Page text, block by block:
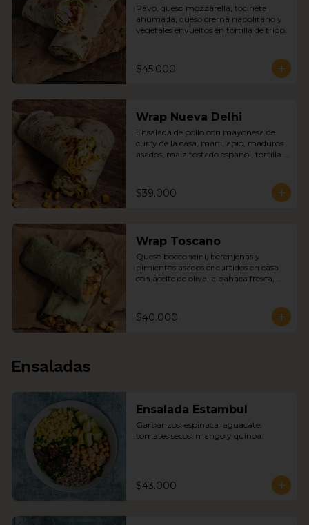
Pavo, queso mozzarella, tocineta
ahumada, queso crema napolitano y
vegetales envueltos en tortilla de trigo.
$45.000
Wrap Nueva Delhi
Ensalada de pollo con mayonesa de
curry de la casa, maní, apio, maduros
asados, maíz tostado español, tortilla
$39.000
Wrap Toscano
Queso bocconcini, berenjenas y
pimientos asados encurtidos en casa
con aceite de oliva, albahaca fresca,
$40.000
Ensaladas
Ensalada Estambul
Garbanzos, espinaca, aguacate,
tomates secos, mango y quinoa.
$43.000